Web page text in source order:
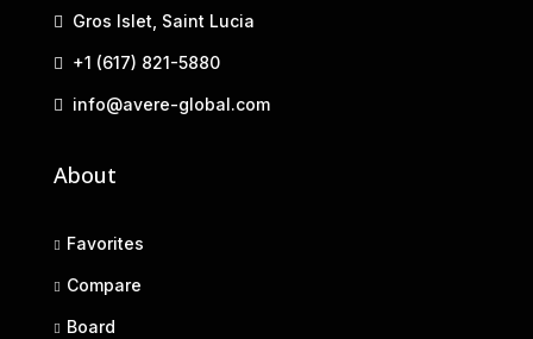
Gros Islet, Saint Lucia
+1 (617) 821-5880
info@avere-global.com
About
Favorites
Compare
Board